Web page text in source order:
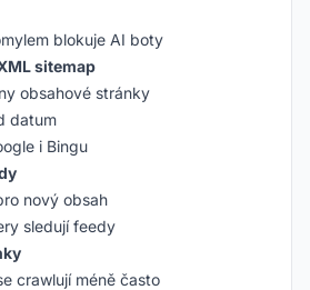
blokuje AI boty
sitemap
obsahové stránky
datum
i Bingu
nový obsah
sledují feedy
crawlují méně často